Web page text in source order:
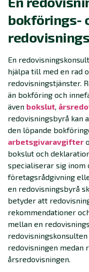
bokförings-
En
hjälpa till med en rad
redovisningstjänster.
än bokföring och
även bokslut,
redovisningsbyrå kan
den löpande
arbetsgivaravgifter
bokslut och
specialiserar sig inom
företagsrådgivning
en redovisningsbyrå
betyder att
rekommendationer
mellan en
redovisningen medan
årsredovisningen.